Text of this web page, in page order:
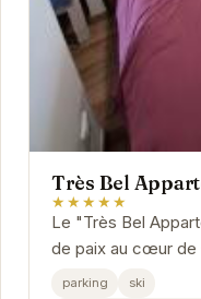
Très Bel
★★★★★
Le "Très Bel
de paix au cœur de
emplacement
parking
ski